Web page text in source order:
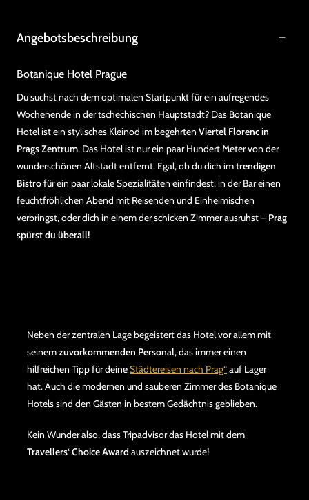
Angebotsbeschreibung
Botanique Hotel Prague
Du suchst nach dem optimalen Startpunkt für ein aufregendes
Wochenende in der tschechischen Hauptstadt? Das Botanique
Hotel ist ein stylisches Kleinod im begehrten Viertel Florenc in
Prags Zentrum. Das Hotel ist nur ein paar Hundert Meter von der
wunderschönen Altstadt entfernt. Egal, ob du dich imtrendigen
Bistrofür ein paar lokale Spezialitäten einfindest, in der Bar einen
feuchtfröhlichen Abend mit Reisenden und Einheimischen
verbringst, oder dich in einem der schicken Zimmer ausruhst – Prag
spürst du überall!
Neben der zentralen Lage begeistert das Hotel vor allem mit
seinemzuvorkommenden Personal, das immer einen
hilfreichen Tipp für deineStädtereisen nach Prag“auf Lager
hat. Auch die modernen und sauberen Zimmer des Botanique
Hotels sind den Gästen in bestem Gedächtnis geblieben.
Kein Wunder also, dass Tripadvisor das Hotel mit dem
Travellers‘ Choice Awardauszeichnet wurde!